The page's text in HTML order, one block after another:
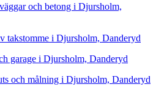
och betong i Djursholm,
takstomme i Djursholm, Danderyd
garage i Djursholm, Danderyd
och målning i Djursholm, Danderyd